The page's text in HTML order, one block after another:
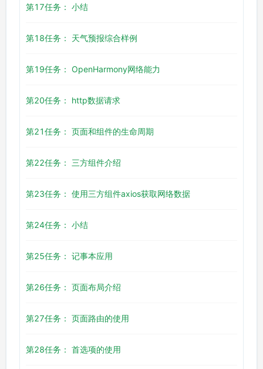
第17任务： 小结
第18任务： 天气预报综合样例
第19任务： OpenHarmony网络能力
第20任务： http数据请求
第21任务： 页面和组件的生命周期
第22任务： 三方组件介绍
第23任务： 使用三方组件axios获取网络数据
第24任务： 小结
第25任务： 记事本应用
第26任务： 页面布局介绍
第27任务： 页面路由的使用
第28任务： 首选项的使用